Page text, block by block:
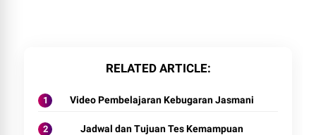
RELATED ARTICLE
Video Pembelajaran Kebugaran Jasmani
Jadwal dan Tujuan Tes Kemampuan